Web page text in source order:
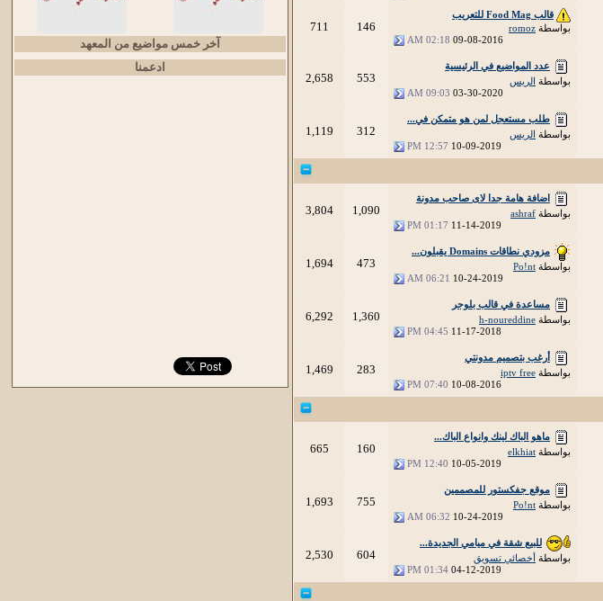
قالب Food Mag للتعريب
بواسطة romoz
09-08-2016
02:18 AM
146
711
عدد المواضيع في الرئيسية
بواسطة الريس
03-30-2020
09:03 AM
553
2,658
طلب مستعجل لمن هو متمكن في...
بواسطة الريس
10-09-2019
12:57 PM
312
1,119
اضافة هامة جدا لاى صاحب مدونة
بواسطة ashraf
11-14-2019
01:17 PM
1,090
3,804
مزودي نطاقات Domains يقبلون...
بواسطة Po!nt
10-24-2019
06:21 AM
473
1,694
مساعدة في قالب بلوجر
بواسطة h-noureddine
11-17-2018
04:45 PM
1,360
6,292
أرغب بتصميم مدونتي
بواسطة iptv free
10-08-2016
07:40 PM
283
1,469
ماهو الباك لينك وانواع الباك...
بواسطة elkhiat
10-05-2019
12:40 PM
160
665
موقع جفكستور للمصممين
بواسطة Po!nt
10-24-2019
06:32 AM
755
1,693
للبيع شقة في ميامي الجديدة...
بواسطة أخصائي تسويق
04-12-2019
01:34 PM
604
2,530
آخر خمس مواضيع من المعهد
ادعمنا